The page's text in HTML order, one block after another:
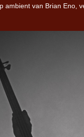
ambient van Brian Eno,